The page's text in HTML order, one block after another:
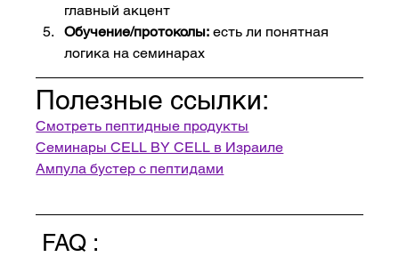
главный акцент
Обучение/протоколы: есть ли понятная
логика на семинарах
Полезные ссылки:
Смотреть пептидные продукты
Семинары CELL BY CELL в Израиле
Ампула бустер с пептидами
FAQ :